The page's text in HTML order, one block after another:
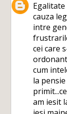
cauza
intre
cei care
cum
la
am iesit